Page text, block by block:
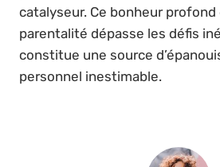
catalyseur. Ce bonheur profond
parentalité dépasse les défis
constitue une source
personnel inestimable.